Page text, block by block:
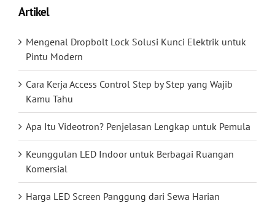
Artikel
Mengenal Dropbolt Lock Solusi Kunci Elektrik untuk
Pintu Modern
Cara Kerja Access Control Step by Step yang Wajib
Kamu Tahu
Apa Itu Videotron? Penjelasan Lengkap untuk Pemula
Keunggulan LED Indoor untuk Berbagai Ruangan
Komersial
Harga LED Screen Panggung dari Sewa Harian